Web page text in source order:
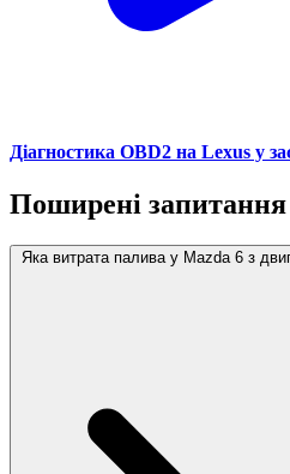
Діагностика OBD2 на Lexus у
Поширені запитання
Яка витрата палива у Mazda 6 з